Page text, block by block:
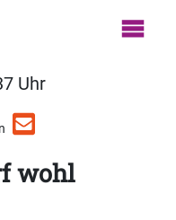
Uhr
wohl